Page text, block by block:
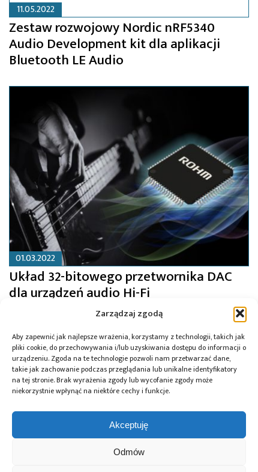
Zarządzaj zgodą
Aby zapewnić jak najlepsze wrażenia, korzystamy z technologii, takich jak
pliki cookie, do przechowywania i/lub uzyskiwania dostępu do informacji o
urządzeniu. Zgoda na te technologie pozwoli nam przetwarzać dane,
takie jak zachowanie podczas przeglądania lub unikalne identyfikatory
na tej stronie. Brak wyrażenia zgody lub wycofanie zgody może
niekorzystnie wpłynąć na niektóre cechy i funkcje.
Akceptuję
Odmów
11.05.2022
Zestaw rozwojowy Nordic nRF5340
Audio Development kit dla aplikacji
Bluetooth LE Audio
01.03.2022
Układ 32-bitowego przetwornika DAC
dla urządzeń audio Hi-Fi